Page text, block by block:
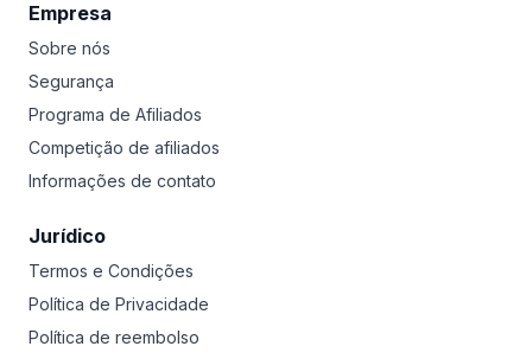
Empresa
Sobre nós
Segurança
Programa de Afiliados
Competição de afiliados
Informações de contato
Jurídico
Termos e Condições
Política de Privacidade
Política de reembolso